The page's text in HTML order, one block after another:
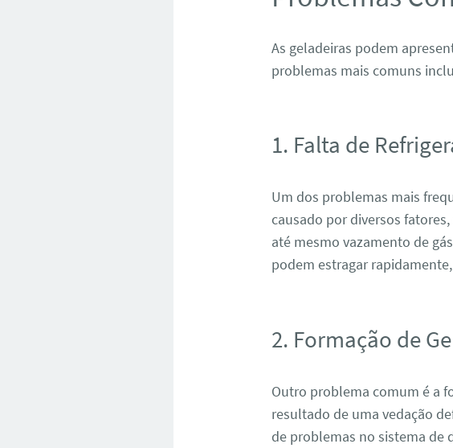
As geladeiras podem
problemas mais comuns
1. Falta de
Um dos problemas mais
causado por diversos
até mesmo vazamento de
podem estragar
2. Formação de
Outro problema comum é a
resultado de uma vedação
de problemas no sistema de